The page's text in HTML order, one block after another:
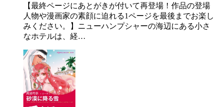
【最終ページにあとがきが付いて再登場！作品の登場
人物や漫画家の素顔に迫れる1ページを最後までお楽し
みください。】ニューハンプシャーの海辺にある小さ
なホテルは、経…